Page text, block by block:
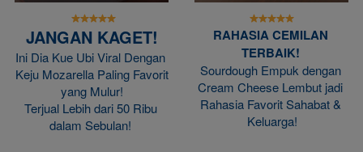
JANGAN KAGET!
Ini Dia Kue Ubi Viral Dengan
Keju Mozarella Paling Favorit
yang Mulur!
Terjual Lebih dari 50 Ribu
dalam Sebulan!
RAHASIA CEMILAN
TERBAIK!
Sourdough Empuk dengan
Cream Cheese Lembut jadi
Rahasia Favorit Sahabat &
Keluarga!